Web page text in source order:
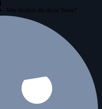
Wie findest du diese Serie?